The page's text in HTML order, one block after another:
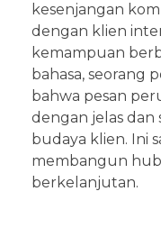
kesenjangan
dengan klien
kemampuan
bahasa, seorang
bahwa pesan
dengan jelas dan
budaya klien. Ini
membangun
berkelanjutan.